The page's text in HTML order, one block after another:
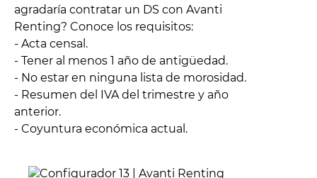
agradaría contratar un DS con Avanti
Renting? Conoce los requisitos:
- Acta censal.
- Tener al menos 1 año de antigüedad.
- No estar en ninguna lista de morosidad.
- Resumen del IVA del trimestre y año
anterior.
- Coyuntura económica actual.